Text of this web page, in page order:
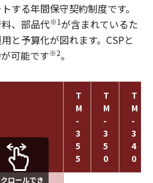
する年間保守契約制度です。
、部品代※1が含まれているた
と予算化が図れます。CSPと
可能です※2。
T
M
-
3
5
5
T
M
-
3
5
0
T
M
-
3
4
0
ロールでき